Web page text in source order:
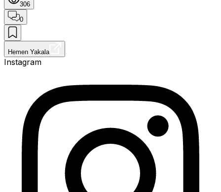
306
0
Hemen Yakala
Instagram